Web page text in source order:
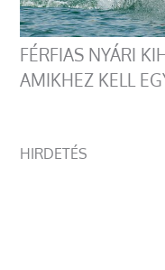
FÉRFIAS NYÁRI
AMIKHEZ KELL
HIRDETÉS